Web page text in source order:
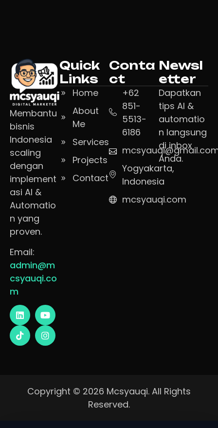
Membantu
bisnis
Indonesia
scaling
dengan
implement
asi AI &
Automatio
n yang
proven.
Email:
admin@m
csyauqi.co
m
Quick
Links
Home
About
Me
Services
Projects
Contact
Conta
ct
+62
851-
5513-
6186
Yogyakarta,
Indonesia
mcsyauqi.com
Newsl
etter
Dapatkan
tips AI &
automatio
n langsung
di inbox
Anda.
Copyright © 2026 Mcsyauqi. All Rights
Reserved.